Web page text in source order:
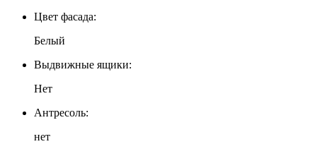
Цвет фасада:
Белый
Выдвижные ящики:
Нет
Антресоль:
нет